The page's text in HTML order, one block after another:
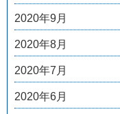
2020年9月
2020年8月
2020年7月
2020年6月